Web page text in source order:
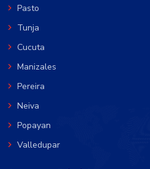
Pasto
Tunja
Cucuta
Manizales
Pereira
Neiva
Popayan
Valledupar